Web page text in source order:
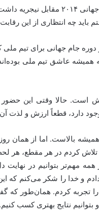
بازی مقابل بلژیک دقیقاً همان حسی را برایم داشت که
باید چه انتظاری از این
جام جهانی برای تیم
عاشق تیم ملی بوده‌اند
حالا وقتی این حضور
دارد، قطعاً ارزش و لذت
بالاست. اما از همان
کردم در هر مقطع، هر
مهم‌تر بتوانیم در نهایت
و خدا را شکر می‌کنم که
تجربه کردم. همان‌طور که
نتایج بهتری کسب کنیم.